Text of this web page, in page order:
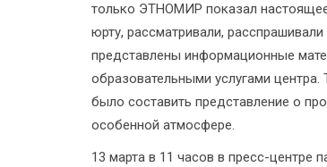
только ЭТНОМИР показал
юрту, рассматривали,
представлены информационные
образовательными услугами
было составить представление о
особенной атмосфере.
13 марта в 11 часов в пресс-центре